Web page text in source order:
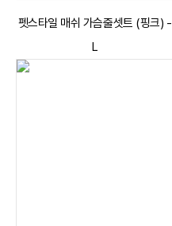
펫스타일 매쉬 가슴줄셋트 (핑크) -
L